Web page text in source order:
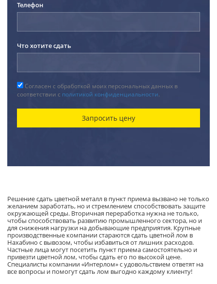
Телефон
Что хотите сдать
Согласен с обработкой моих персональных данных в
соответствии с политикой конфиденциальности.
Решение сдать цветной металл в пункт приема вызвано не только
желанием заработать, но и стремлением способствовать защите
окружающей среды. Вторичная переработка нужна не только,
чтобы способствовать развитию промышленного сектора, но и
для снижения нагрузки на добывающие предприятия. Крупные
производственные компании стараются сдать цветной лом в
Нахабино с вывозом, чтобы избавиться от лишних расходов.
Частные лица могут посетить пункт приема самостоятельно и
привезти цветной лом, чтобы сдать его по высокой цене.
Специалисты компании «Интерлом» с удовольствием ответят на
все вопросы и помогут сдать лом выгодно каждому клиенту!